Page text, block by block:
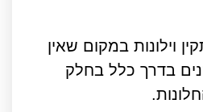
וילונות במקום שאין
בדרך כלל בחלק